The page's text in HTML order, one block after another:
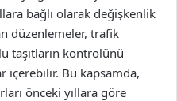
bağlı olarak değişkenlik
düzenlemeler, trafik
taşıtların kontrolünü
içerebilir. Bu kapsamda,
önceki yıllara göre